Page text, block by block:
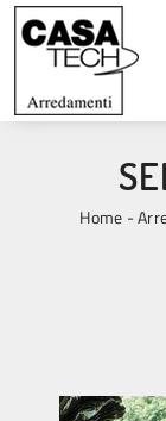
Home -